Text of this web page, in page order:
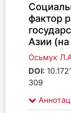
фактор
Азии
Осьмук
DOI:
309